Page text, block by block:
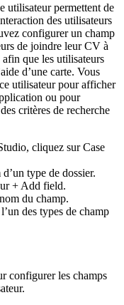
utilisateur permettent de
des utilisateurs
configurer un champ
de joindre leur CV à
que les utilisateurs
d’une carte. Vous
utilisateur pour afficher
ou pour
critères de recherche
cliquez surCase
type de dossier.
+ Add field.
du champ.
des types de champ
configurer les champs